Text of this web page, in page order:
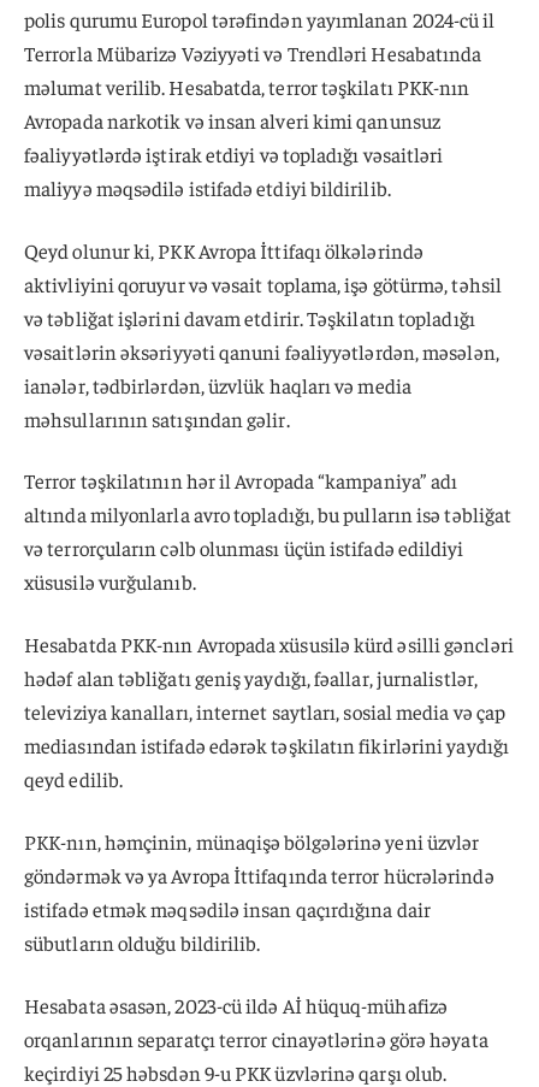
polis qurumu Europol tərəfindən yayımlanan 2024-cü il
Terrorla Mübarizə Vəziyyəti və Trendləri Hesabatında
məlumat verilib. Hesabatda, terror təşkilatı PKK-nın
Avropada narkotik və insan alveri kimi qanunsuz
fəaliyyətlərdə iştirak etdiyi və topladığı vəsaitləri
maliyyə məqsədilə istifadə etdiyi bildirilib.
Qeyd olunur ki, PKK Avropa İttifaqı ölkələrində
aktivliyini qoruyur və vəsait toplama, işə götürmə, təhsil
və təbliğat işlərini davam etdirir. Təşkilatın topladığı
vəsaitlərin əksəriyyəti qanuni fəaliyyətlərdən, məsələn,
ianələr, tədbirlərdən, üzvlük haqları və media
məhsullarının satışından gəlir.
Terror təşkilatının hər il Avropada “kampaniya” adı
altında milyonlarla avro topladığı, bu pulların isə təbliğat
və terrorçuların cəlb olunması üçün istifadə edildiyi
xüsusilə vurğulanıb.
Hesabatda PKK-nın Avropada xüsusilə kürd əsilli gəncləri
hədəf alan təbliğatı geniş yaydığı, fəallar, jurnalistlər,
televiziya kanalları, internet saytları, sosial media və çap
mediasından istifadə edərək təşkilatın fikirlərini yaydığı
qeyd edilib.
PKK-nın, həmçinin, münaqişə bölgələrinə yeni üzvlər
göndərmək və ya Avropa İttifaqında terror hücrələrində
istifadə etmək məqsədilə insan qaçırdığına dair
sübutların olduğu bildirilib.
Hesabata əsasən, 2023-cü ildə Aİ hüquq-mühafizə
orqanlarının separatçı terror cinayətlərinə görə həyata
keçirdiyi 25 həbsdən 9-u PKK üzvlərinə qarşı olub.